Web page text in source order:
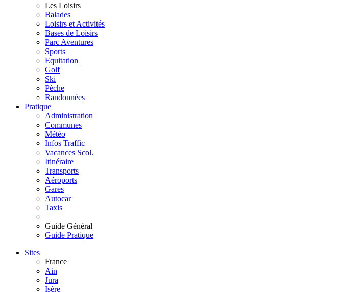
Les Loisirs
Balades
Loisirs et Activités
Bases de Loisirs
Parc Aventures
Sports
Equitation
Golf
Ski
Pèche
Randonnées
Pratique
Administration
Communes
Météo
Infos Traffic
Vacances Scol.
Itinéraire
Transports
Aéroports
Gares
Autocar
Taxis
Guide Général
Guide Pratique
Sites
France
Ain
Jura
Isère